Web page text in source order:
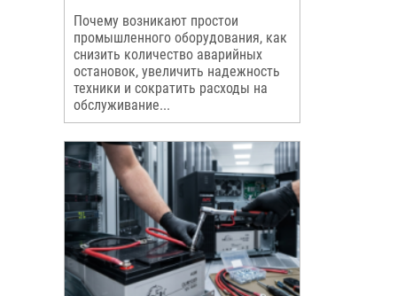
Почему возникают простои
промышленного оборудования, как
снизить количество аварийных
остановок, увеличить надежность
техники и сократить расходы на
обслуживание...